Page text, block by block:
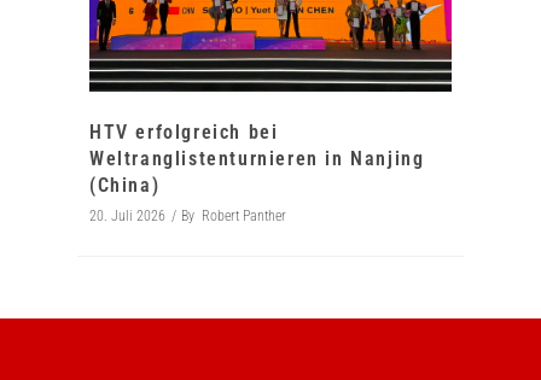
HTV erfolgreich bei
Weltranglistenturnieren in Nanjing
(China)
20. Juli 2026 By Robert Panther